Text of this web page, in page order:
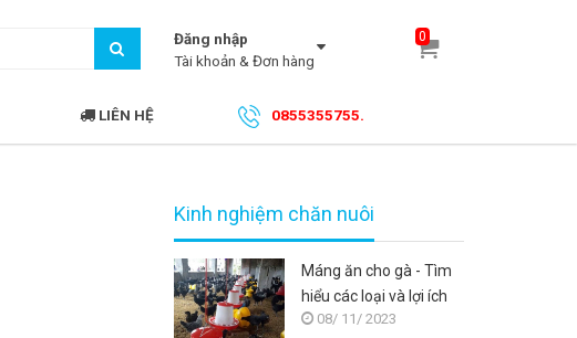
Đăng nhập
Tài khoản & Đơn hàng
0
LIÊN HỆ 0855355755.
Kinh nghiệm chăn nuôi
Máng ăn cho gà - Tìm
hiểu các loại và lợi ích
của việc sử dụng máng
08/ 11/ 2023